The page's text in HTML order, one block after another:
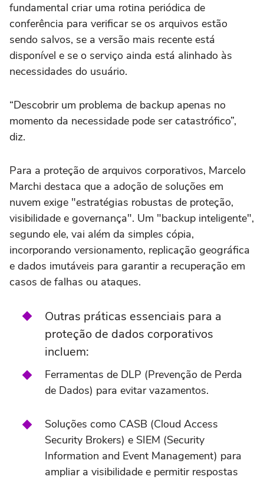
fundamental criar uma rotina periódica de
conferência para verificar se os arquivos estão
sendo salvos, se a versão mais recente está
disponível e se o serviço ainda está alinhado às
necessidades do usuário.
“Descobrir um problema de backup apenas no
momento da necessidade pode ser catastrófico”,
diz.
Para a proteção de arquivos corporativos, Marcelo
Marchi destaca que a adoção de soluções em
nuvem exige "estratégias robustas de proteção,
visibilidade e governança". Um "backup inteligente",
segundo ele, vai além da simples cópia,
incorporando versionamento, replicação geográfica
e dados imutáveis para garantir a recuperação em
casos de falhas ou ataques.
Outras práticas essenciais para a
proteção de dados corporativos
incluem:
Ferramentas de DLP (Prevenção de Perda
de Dados) para evitar vazamentos.
Soluções como CASB (Cloud Access
Security Brokers) e SIEM (Security
Information and Event Management) para
ampliar a visibilidade e permitir respostas